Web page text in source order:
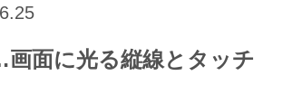
画面に光る縦線とタッチ